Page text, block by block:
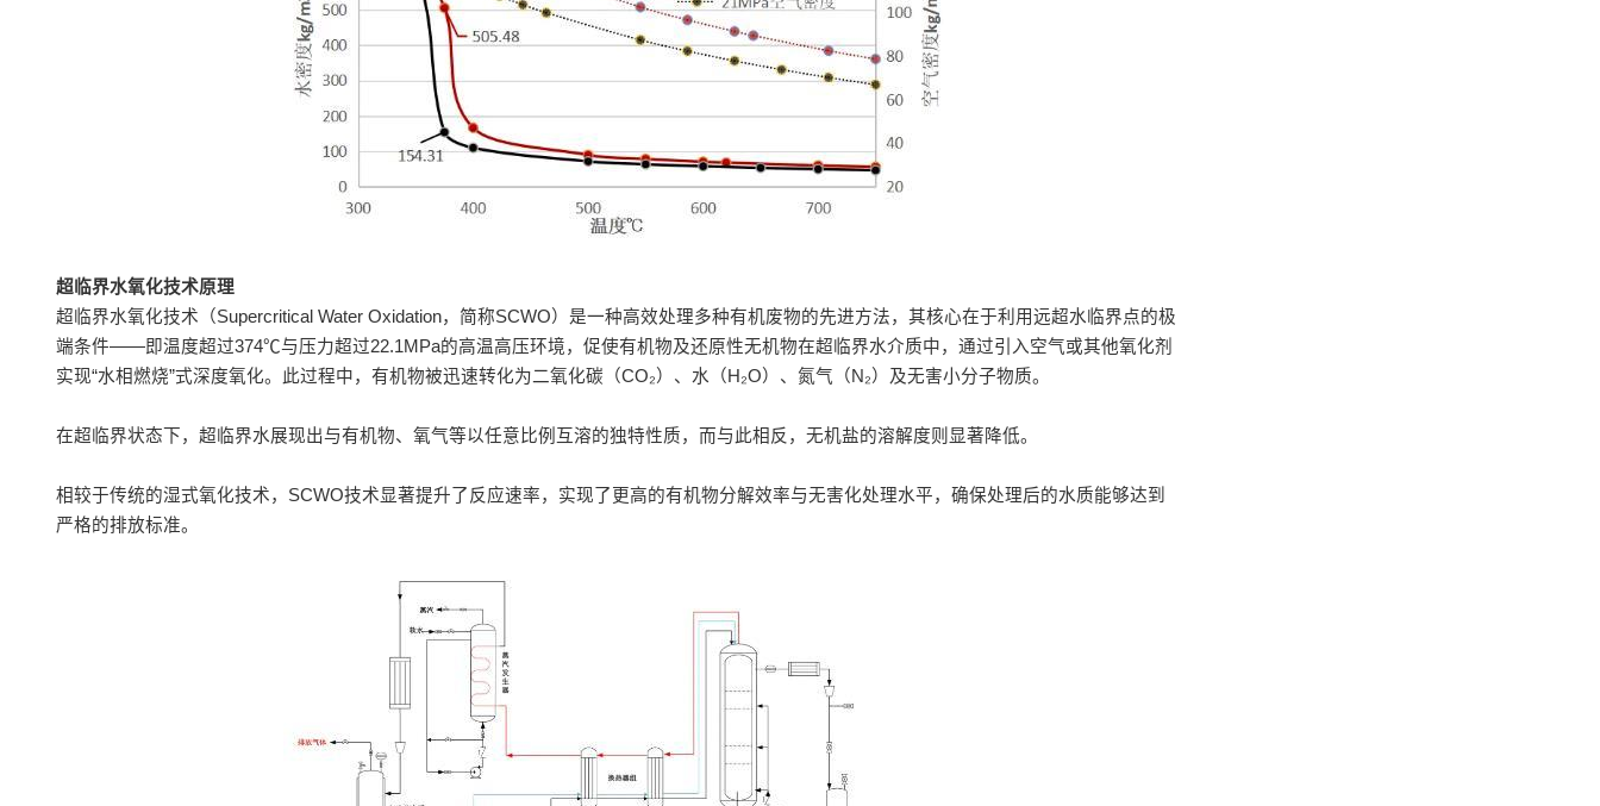
超临界水氧化技术原理
超临界水氧化技术（Supercritical Water Oxidation，简称SCWO）是一种高效处理多种有机废物的先进方法，其核心在于利用远超水临界点的极
端条件——即温度超过374℃与压力超过22.1MPa的高温高压环境，促使有机物及还原性无机物在超临界水介质中，通过引入空气或其他氧化剂
实现“水相燃烧”式深度氧化。此过程中，有机物被迅速转化为二氧化碳（CO₂）、水（H₂O）、氮气（N₂）及无害小分子物质。
在超临界状态下，超临界水展现出与有机物、氧气等以任意比例互溶的独特性质，而与此相反，无机盐的溶解度则显著降低。
相较于传统的湿式氧化技术，SCWO技术显著提升了反应速率，实现了更高的有机物分解效率与无害化处理水平，确保处理后的水质能够达到
严格的排放标准。